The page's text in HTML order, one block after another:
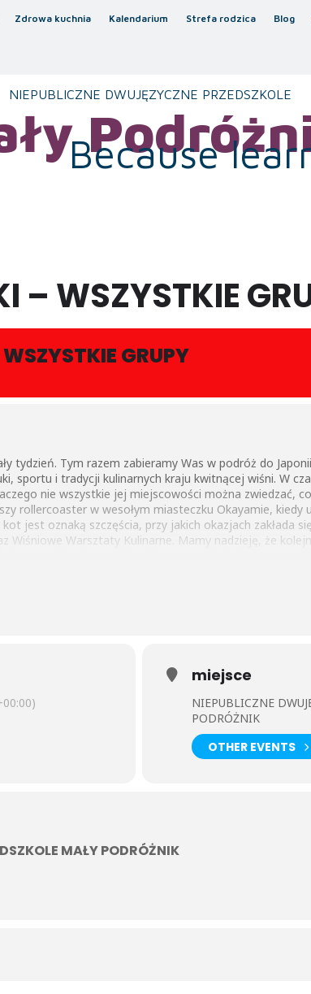
Zdrowa kuchnia Kalendarium Strefa rodzica Blog
NIEPUBLICZNE DWUJĘZYCZNE PRZEDSZKOLE
Because
– WSZYSTKIE
GRUPY
tydzień. Tym razem zabieramy Was w podróż do
sportu i tradycji kulinarnych kraju kwitnącej wiśni. W
nie wszystkie jej miejscowości można zwiedzać,
rollercoaster w wesołym miasteczku Okayamie, kiedy
kot jest oznaką szczęścia, przy jakich okazjach zakłada
Wiśniowe Warsztaty Kulinarne. Mamy nadzieję, że
miejsce
NIEPUBLICZNE
PODRÓŻNIK
OTHER EVENTS
MAŁY PODRÓŻNIK